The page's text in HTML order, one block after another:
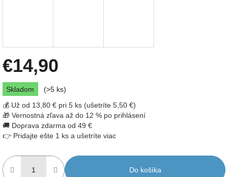
€14,90
Jednotková
cena:
Skladom
(>5 ks)
💰 Už od 13,80 € pri 5 ks (ušetríte 5,50 €)
🎁 Vernostná zľava až do 12 % po prihlásení
🚚 Doprava zdarma od 49 €
👉 Pridajte ešte 1 ks a ušetríte viac
Do košíka